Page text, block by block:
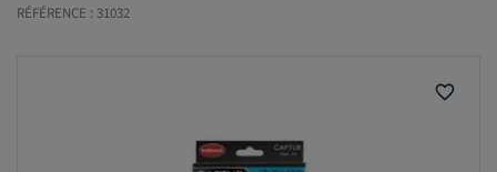
RÉFÉRENCE : 31032
favorite_border